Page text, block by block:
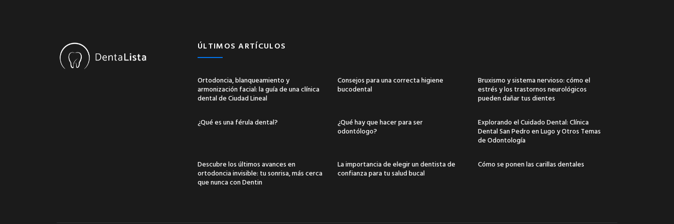
ÚLTIMOS ARTÍCULOS
Ortodoncia, blanqueamiento y
armonización facial: la guía de una clínica
dental de Ciudad Lineal
Consejos para una correcta higiene
bucodental
Bruxismo y sistema nervioso: cómo el
estrés y los trastornos neurológicos
pueden dañar tus dientes
¿Qué es una férula dental?
¿Qué hay que hacer para ser
odontólogo?
Explorando el Cuidado Dental: Clínica
Dental San Pedro en Lugo y Otros Temas
de Odontología
Descubre los últimos avances en
ortodoncia invisible: tu sonrisa, más cerca
que nunca con Dentin
La importancia de elegir un dentista de
confianza para tu salud bucal
Cómo se ponen las carillas dentales